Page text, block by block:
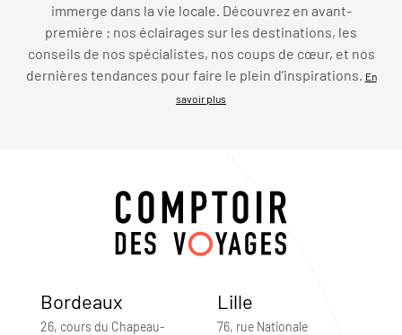
immerge dans la vie locale. Découvrez en avant-
première : nos éclairages sur les destinations, les
conseils de nos spécialistes, nos coups de cœur, et nos
dernières tendances pour faire le plein d’inspirations.
En
savoir plus
Bordeaux
26, cours du Chapeau-
Lille
76, rue Nationale